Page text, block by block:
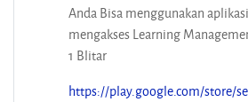
Anda Bisa menggunakan
mengakses Learning
1 Blitar
https://play.google.com/store/